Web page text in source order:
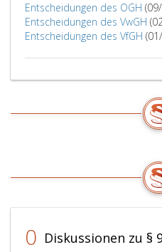
Entscheidungen des OGH
Entscheidungen des VwGH
Entscheidungen des VfGH
0 Diskussionen zu §